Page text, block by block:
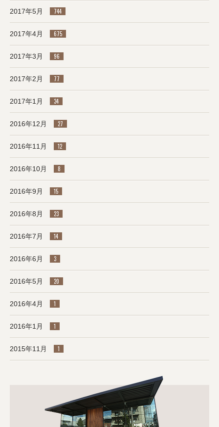
2017年5月 744
2017年4月 675
2017年3月 96
2017年2月 77
2017年1月 34
2016年12月 27
2016年11月 12
2016年10月 8
2016年9月 15
2016年8月 23
2016年7月 14
2016年6月 3
2016年5月 20
2016年4月 1
2016年1月 1
2015年11月 1